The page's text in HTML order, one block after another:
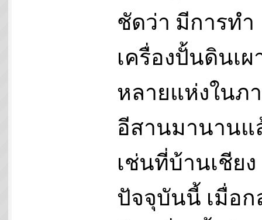
ชัดว่า มีการทำ
เครื่องปั้นดินเผ
หลายแห่งในภ
อีสานมานานแ
เช่นที่บ้านเชีย
ปัจจุบันนี้ เมื่อก